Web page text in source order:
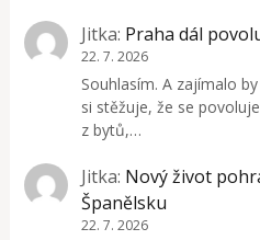
Jitka: Praha dál
22. 7. 2026
Souhlasím. A zajímalo
si stěžuje, že se
z bytů,…
Jitka: Nový život
Španělsku
22. 7. 2026